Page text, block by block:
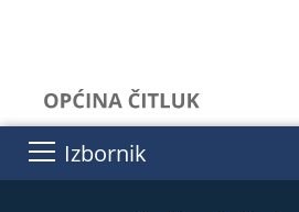
Izbornik